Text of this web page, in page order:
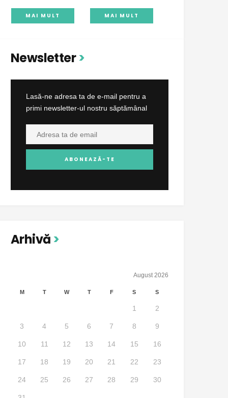
MAI MULT MAI MULT
Newsletter
Lasă-ne adresa ta de e-mail pentru a
primi newsletter-ul nostru săptămânal
Arhivă
August 2026
M T W T F S S
1 2
3 4 5 6 7 8 9
10 11 12 13 14 15 16
17 18 19 20 21 22 23
24 25 26 27 28 29 30